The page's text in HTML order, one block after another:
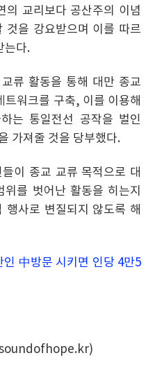
의 교리보다 공산주의 이념
것을 강요받으며 이를 따르
는다.
류 활동을 통해 대만 종교
트워크를 구축, 이를 이용해
는 통일전선 공작을 벌인
가져줄 것을 당부했다.
이 종교 교류 목적으로 대
를 벗어난 활동을 히는지
행사로 변질되지 않도록 해
中방문 시키면 인당 4만5
soundofhope.kr)